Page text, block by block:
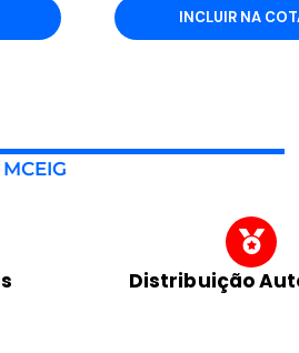
INCLUIR NA
Distribuição